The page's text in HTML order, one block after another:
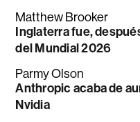
Matthew Brooker
Inglaterra fue,
del Mundial 2026
Parmy Olson
Anthropic acaba de
Nvidia